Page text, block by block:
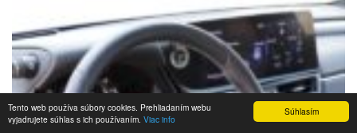
Súhlasím
Tento web používa súbory cookies. Prehliadaním webu
vyjadrujete súhlas s ich používaním. Viac info